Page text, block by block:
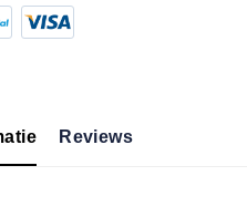
Reviews